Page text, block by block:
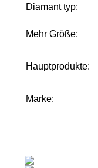
Diamant typ:
Mehr Größe:
Hauptprodukte:
Marke: